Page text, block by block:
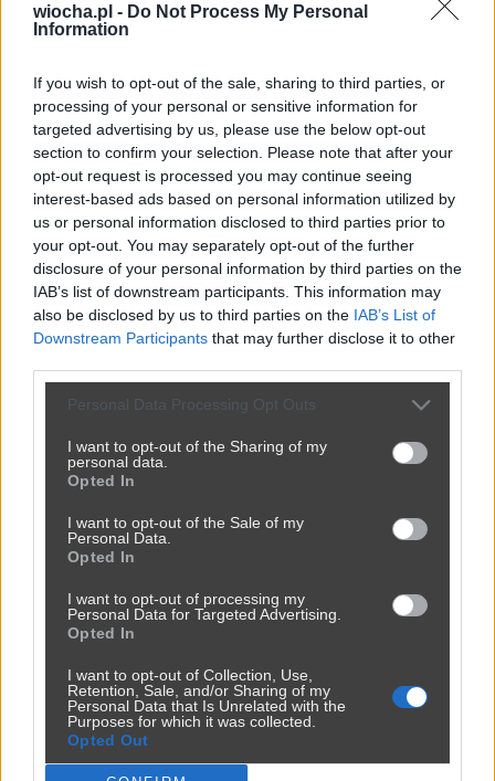
wiocha.pl - Do Not Process My Personal
Information
If you wish to opt-out of the sale, sharing to third parties, or
processing of your personal or sensitive information for
targeted advertising by us, please use the below opt-out
section to confirm your selection. Please note that after your
opt-out request is processed you may continue seeing
interest-based ads based on personal information utilized by
us or personal information disclosed to third parties prior to
your opt-out. You may separately opt-out of the further
disclosure of your personal information by third parties on the
IAB’s list of downstream participants. This information may
also be disclosed by us to third parties on the IAB’s List of
Downstream Participants that may further disclose it to other
Personal Data Processing Opt Outs
I want to opt-out of the Sharing of my
personal data.
Opted In
I want to opt-out of the Sale of my
Personal Data.
Opted In
I want to opt-out of processing my
Personal Data for Targeted Advertising.
Opted In
I want to opt-out of Collection, Use,
Retention, Sale, and/or Sharing of my
Personal Data that Is Unrelated with the
Purposes for which it was collected.
Opted Out